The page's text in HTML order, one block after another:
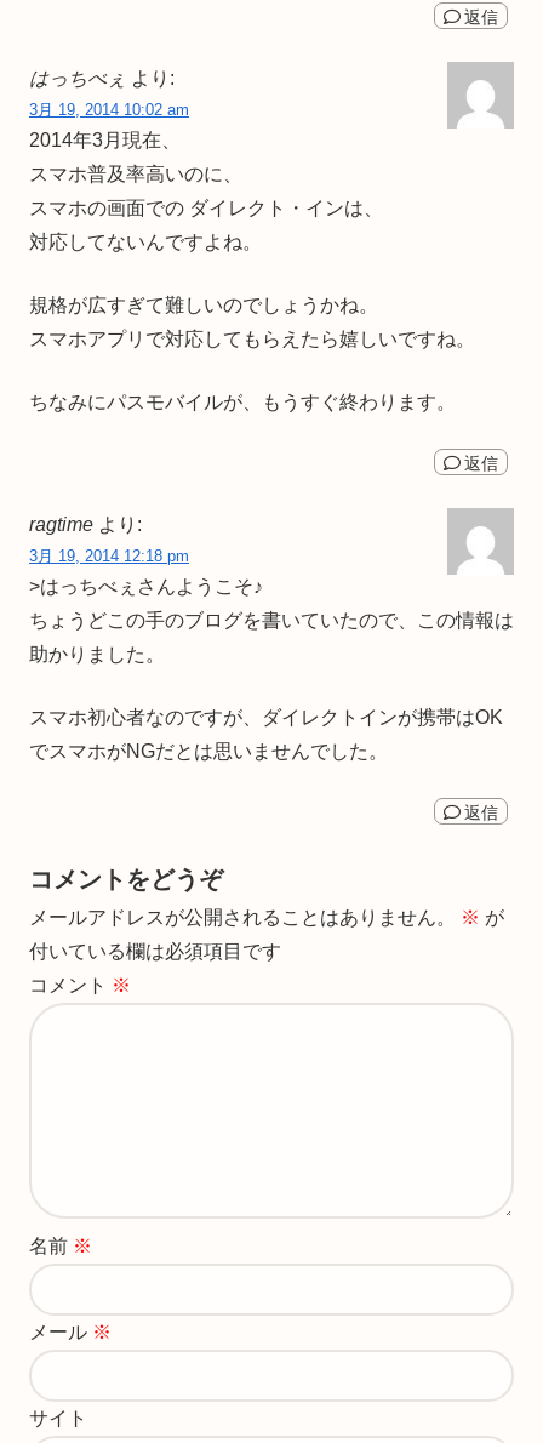
返信
はっちべぇ より:
3月 19, 2014 10:02 am
2014年3月現在、
スマホ普及率高いのに、
スマホの画面での ダイレクト・インは、
対応してないんですよね。
規格が広すぎて難しいのでしょうかね。
スマホアプリで対応してもらえたら嬉しいですね。
ちなみにパスモバイルが、もうすぐ終わります。
返信
ragtime より:
3月 19, 2014 12:18 pm
>はっちべぇさんようこそ♪
ちょうどこの手のブログを書いていたので、この情報は
助かりました。
スマホ初心者なのですが、ダイレクトインが携帯はOK
でスマホがNGだとは思いませんでした。
返信
コメントをどうぞ
メールアドレスが公開されることはありません。 ※ が
付いている欄は必須項目です
コメント ※
名前 ※
メール ※
サイト